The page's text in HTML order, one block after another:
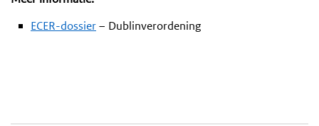
ECER-dossier– Dublinverordening